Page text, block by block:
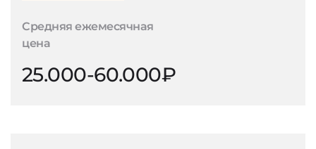
Средняя ежемесячная
цена
25.000-60.000₽